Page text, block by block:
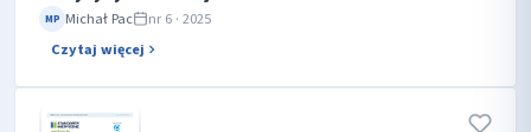
MP Michał Pac
nr 6 · 2025
Czytaj więcej